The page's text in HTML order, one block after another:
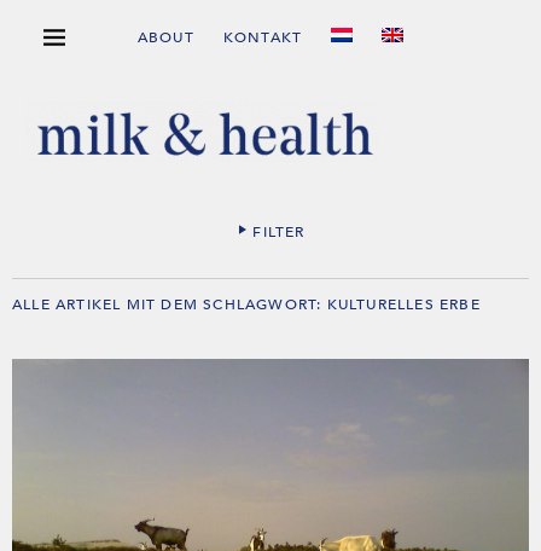
ABOUT KONTAKT
FILTER
ALLE ARTIKEL MIT DEM SCHLAGWORT: KULTURELLES ERBE